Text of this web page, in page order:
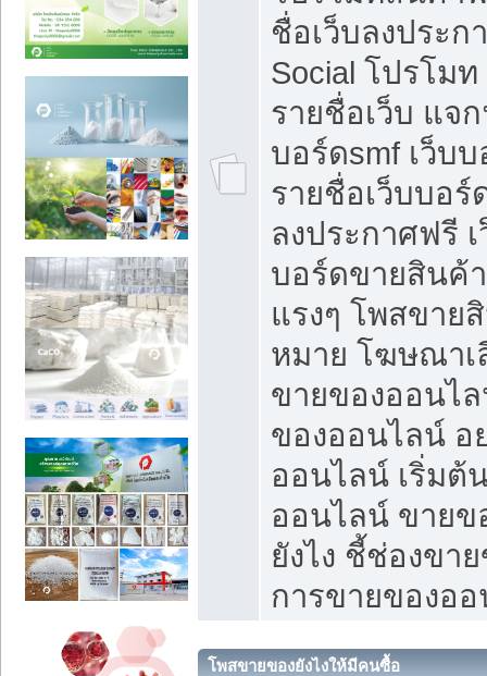
ชื่อเว็บลงประ
Social โปรโม
รายชื่อเว็บ แจ
บอร์ดsmf เว็บ
รายชื่อเว็บบอ
ลงประกาศฟรี
บอร์ดขายสินค้
แรงๆ โพสขาย
หมาย โฆษณาเ
ขายของออนไ
ของออนไลน์ อ
ออนไลน์ เริ่มต้
ออนไลน์ ขายข
ยังไง ชี้ช่องขา
การขายของอ
โพสขายของยังไงให้มีคนซื้อ